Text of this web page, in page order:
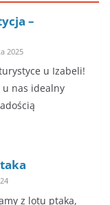
–
2025
u Izabeli!
u nas idealny
z lotu ptaka,